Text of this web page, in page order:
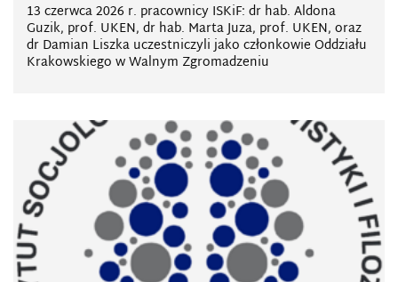
13 czerwca 2026 r. pracownicy ISKiF: dr hab. Aldona
Guzik, prof. UKEN, dr hab. Marta Juza, prof. UKEN, oraz
dr Damian Liszka uczestniczyli jako członkowie Oddziału
Krakowskiego w Walnym Zgromadzeniu